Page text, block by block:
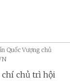
Quốc Vượng chủ
chí chủ trì hội